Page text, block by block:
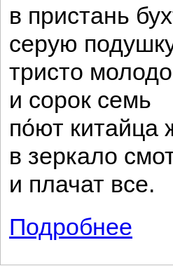
в пристань
серую
тристо
и сорок семь
по́ют китайца
в зеркало
и плачат все.
Подробнее